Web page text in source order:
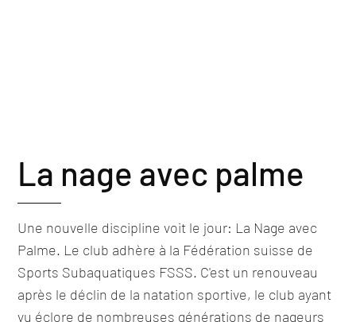
La nage avec palme
Une nouvelle discipline voit le jour: La Nage avec
Palme. Le club adhère à la Fédération suisse de
Sports Subaquatiques FSSS. C'est un renouveau
après le déclin de la natation sportive, le club ayant
vu éclore de nombreuses générations de nageurs